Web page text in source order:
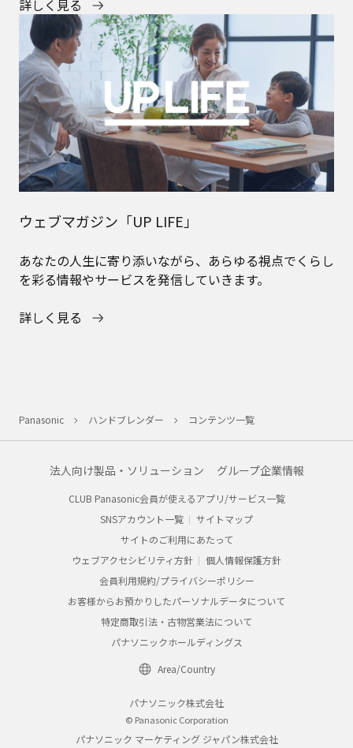
詳しく見る
ウェブマガジン「UP LIFE」
あなたの人生に寄り添いながら、あらゆる視点でくらし
を彩る情報やサービスを発信していきます。
詳しく見る
Panasonic ハンドブレンダー コンテンツ一覧
法人向け製品・ソリューション グループ企業情報
CLUB Panasonic会員が使えるアプリ/サービス一覧
SNSアカウント一覧
サイトマップ
サイトのご利用にあたって
ウェブアクセシビリティ方針
個人情報保護方針
会員利用規約/プライバシーポリシー
お客様からお預かりしたパーソナルデータについて
特定商取引法・古物営業法について
パナソニックホールディングス
Area/Country
パナソニック株式会社
© Panasonic Corporation
パナソニック マーケティング ジャパン株式会社